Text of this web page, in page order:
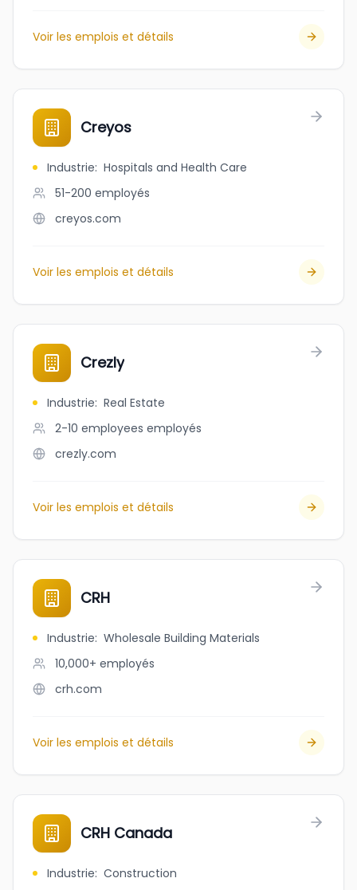
Voir les emplois et détails
Creyos
Industrie: Hospitals and Health Care
51-200 employés
creyos.com
Voir les emplois et détails
Crezly
Industrie: Real Estate
2-10 employees employés
crezly.com
Voir les emplois et détails
CRH
Industrie: Wholesale Building Materials
10,000+ employés
crh.com
Voir les emplois et détails
CRH Canada
Industrie: Construction